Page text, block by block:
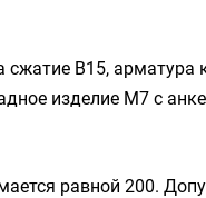
сжатие B15, арматура
изделие М7 с
равной 200.